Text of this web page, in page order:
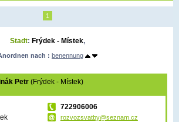
1
Stadt: Frýdek - Místek,
nach : benennung
Petr (Frýdek - Místek)
722906006
rozvozsvatby@seznam.cz